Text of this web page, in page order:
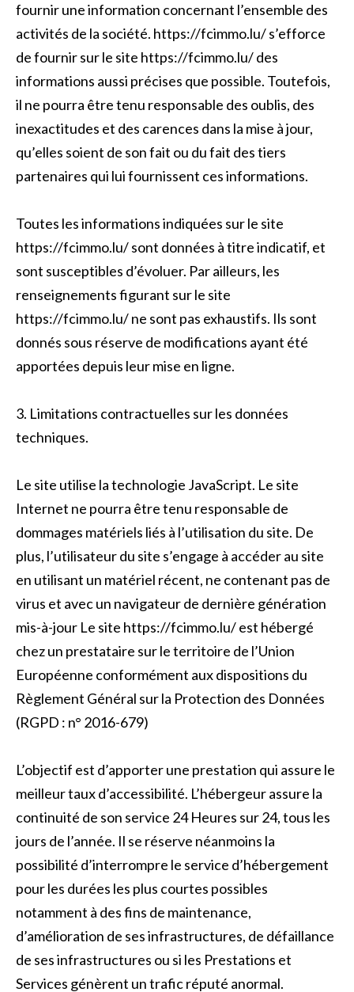
fournir une information concernant l’ensemble des
activités de la société. https://fcimmo.lu/ s’efforce
de fournir sur le site https://fcimmo.lu/ des
informations aussi précises que possible. Toutefois,
il ne pourra être tenu responsable des oublis, des
inexactitudes et des carences dans la mise à jour,
qu’elles soient de son fait ou du fait des tiers
partenaires qui lui fournissent ces informations.
Toutes les informations indiquées sur le site
https://fcimmo.lu/ sont données à titre indicatif, et
sont susceptibles d’évoluer. Par ailleurs, les
renseignements figurant sur le site
https://fcimmo.lu/ ne sont pas exhaustifs. Ils sont
donnés sous réserve de modifications ayant été
apportées depuis leur mise en ligne.
3. Limitations contractuelles sur les données
techniques.
Le site utilise la technologie JavaScript. Le site
Internet ne pourra être tenu responsable de
dommages matériels liés à l’utilisation du site. De
plus, l’utilisateur du site s’engage à accéder au site
en utilisant un matériel récent, ne contenant pas de
virus et avec un navigateur de dernière génération
mis-à-jour Le site https://fcimmo.lu/ est hébergé
chez un prestataire sur le territoire de l’Union
Européenne conformément aux dispositions du
Règlement Général sur la Protection des Données
(RGPD : n° 2016-679)
L’objectif est d’apporter une prestation qui assure le
meilleur taux d’accessibilité. L’hébergeur assure la
continuité de son service 24 Heures sur 24, tous les
jours de l’année. Il se réserve néanmoins la
possibilité d’interrompre le service d’hébergement
pour les durées les plus courtes possibles
notamment à des fins de maintenance,
d’amélioration de ses infrastructures, de défaillance
de ses infrastructures ou si les Prestations et
Services génèrent un trafic réputé anormal.